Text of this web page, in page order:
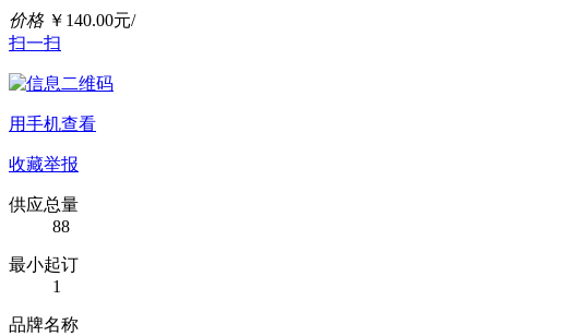
价格 ￥ 140.00元/
扫一扫
用手机查看
收藏举报
供应总量
88
最小起订
1
品牌名称